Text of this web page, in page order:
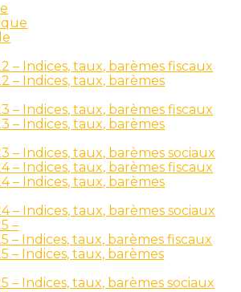
– Indices, taux, barèmes fiscaux
– Indices, taux, barèmes
– Indices, taux, barèmes fiscaux
– Indices, taux, barèmes
– Indices, taux, barèmes sociaux
– Indices, taux, barèmes fiscaux
– Indices, taux, barèmes
– Indices, taux, barèmes sociaux
–
– Indices, taux, barèmes fiscaux
– Indices, taux, barèmes
– Indices, taux, barèmes sociaux